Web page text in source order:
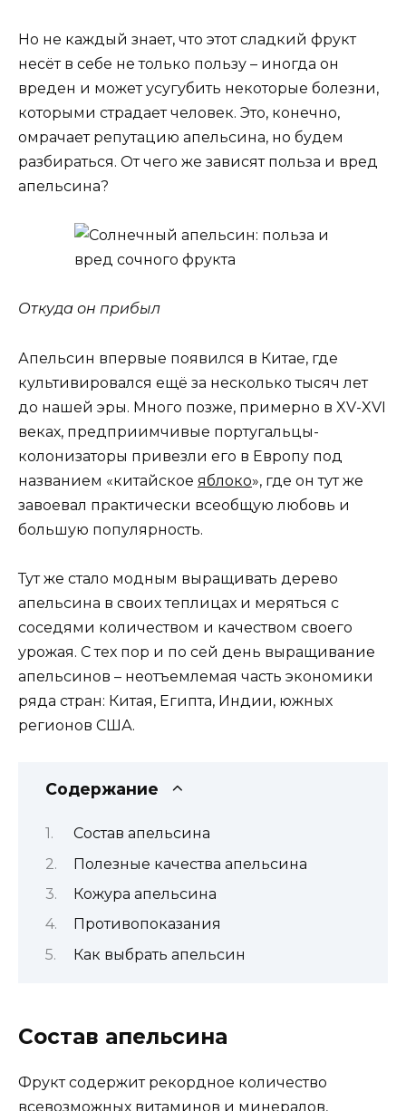
Но не каждый знает, что этот сладкий фрукт
несёт в себе не только пользу – иногда он
вреден и может усугубить некоторые болезни,
которыми страдает человек. Это, конечно,
омрачает репутацию апельсина, но будем
разбираться. От чего же зависят польза и вред
апельсина?
Откуда он прибыл
Апельсин впервые появился в Китае, где
культивировался ещё за несколько тысяч лет
до нашей эры. Много позже, примерно в XV-XVI
веках, предприимчивые португальцы-
колонизаторы привезли его в Европу под
названием «китайское яблоко», где он тут же
завоевал практически всеобщую любовь и
большую популярность.
Тут же стало модным выращивать дерево
апельсина в своих теплицах и меряться с
соседями количеством и качеством своего
урожая. С тех пор и по сей день выращивание
апельсинов – неотъемлемая часть экономики
ряда стран: Китая, Египта, Индии, южных
регионов США.
Содержание
Состав апельсина
Полезные качества апельсина
Кожура апельсина
Противопоказания
Как выбрать апельсин
Состав апельсина
Фрукт содержит рекордное количество
всевозможных витаминов и минералов,